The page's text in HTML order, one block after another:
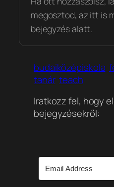
megosztod, az itt is
bejegyzés alatt.
budaiközépiskola
tanár teach
Iratkozz fel, hogy
bejegyzésekről: